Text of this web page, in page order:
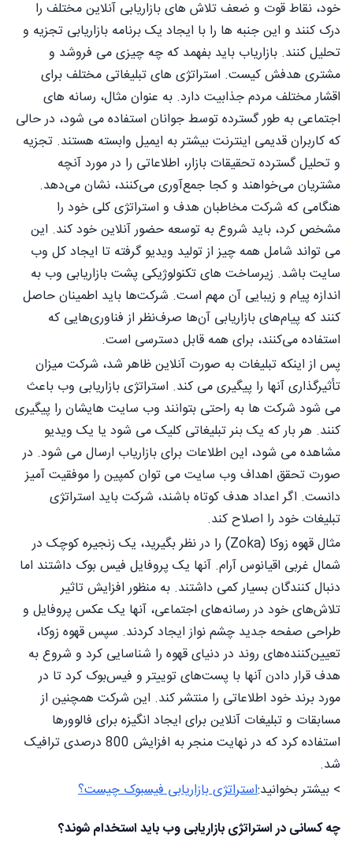
خود، نقاط قوت و ضعف تلاش های بازاریابی آنلاین مختلف را
درک کنند و این جنبه ها را با ایجاد یک برنامه بازاریابی تجزیه و
تحلیل کنند. بازاریاب باید بفهمد که چه چیزی می فروشد و
مشتری هدفش کیست. استراتژی های تبلیغاتی مختلف برای
اقشار مختلف مردم جذابیت دارد. به عنوان مثال، رسانه های
اجتماعی به طور گسترده توسط جوانان استفاده می شود، در حالی
که کاربران قدیمی اینترنت بیشتر به ایمیل وابسته هستند. تجزیه
و تحلیل گسترده تحقیقات بازار، اطلاعاتی را در مورد آنچه
مشتریان می‌خواهند و کجا جمع‌آوری می‌کنند، نشان می‌دهد.
هنگامی که شرکت مخاطبان هدف و استراتژی کلی خود را
مشخص کرد، باید شروع به توسعه حضور آنلاین خود کند. این
می تواند شامل همه چیز از تولید ویدیو گرفته تا ایجاد کل وب
سایت باشد. زیرساخت های تکنولوژیکی پشت بازاریابی وب به
اندازه پیام و زیبایی آن مهم است. شرکت‌ها باید اطمینان حاصل
کنند که پیام‌های بازاریابی آن‌ها صرف‌نظر از فناوری‌هایی که
استفاده می‌کنند، برای همه قابل دسترسی است.
پس از اینکه تبلیغات به صورت آنلاین ظاهر شد، شرکت میزان
تأثیرگذاری آنها را پیگیری می کند. استراتژی بازاریابی وب باعث
می شود شرکت ها به راحتی بتوانند وب سایت هایشان را پیگیری
کنند. هر بار که یک بنر تبلیغاتی کلیک می شود یا یک ویدیو
مشاهده می شود، این اطلاعات برای بازاریاب ارسال می شود. در
صورت تحقق اهداف وب سایت می توان کمپین را موفقیت آمیز
دانست. اگر اعداد هدف کوتاه باشند، شرکت باید استراتژی
تبلیغات خود را اصلاح کند.
مثال قهوه زوکا (Zoka) را در نظر بگیرید، یک زنجیره کوچک در
شمال غربی اقیانوس آرام. آنها یک پروفایل فیس بوک داشتند اما
دنبال کنندگان بسیار کمی داشتند. به منظور افزایش تاثیر
تلاش‌های خود در رسانه‌های اجتماعی، آنها یک عکس پروفایل و
طراحی صفحه جدید چشم نواز ایجاد کردند. سپس قهوه زوکا،
تعیین‌کننده‌های روند در دنیای قهوه را شناسایی کرد و شروع به
هدف قرار دادن آنها با پست‌های توییتر و فیس‌بوک کرد تا در
مورد برند خود اطلاعاتی را منتشر کند. این شرکت همچنین از
مسابقات و تبلیغات آنلاین برای ایجاد انگیزه برای فالوورها
استفاده کرد که در نهایت منجر به افزایش 800 درصدی ترافیک
شد.
> بیشتر بخوانید:استراتژی بازاریابی فیسبوک چیست؟
چه کسانی در استراتژی بازاریابی وب باید استخدام شوند؟